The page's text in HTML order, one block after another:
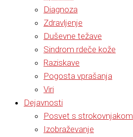
Diagnoza
Zdravljenje
Duševne težave
Sindrom rdeče kože
Raziskave
Pogosta vprašanja
Viri
Dejavnosti
Posvet s strokovnjakom
Izobraževanje